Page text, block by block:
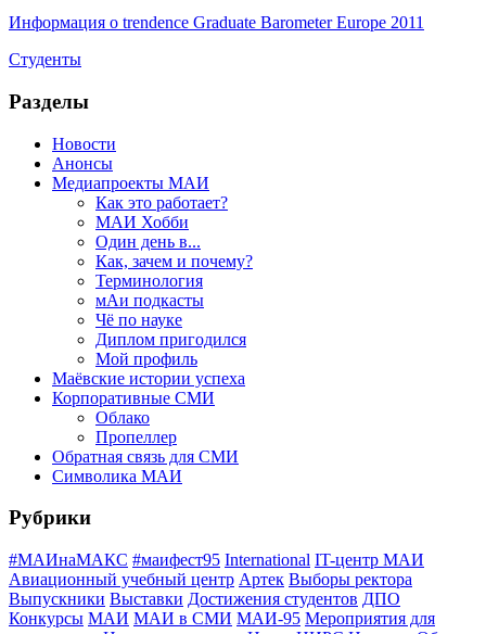
Информация о trendence Graduate Barometer Europe 2011
Студенты
Разделы
Новости
Анонсы
Медиапроекты МАИ
Как это работает?
МАИ Хобби
Один день в...
Как, зачем и почему?
Терминология
мАи подкасты
Чё по науке
Диплом пригодился
Мой профиль
Маёвские истории успеха
Корпоративные СМИ
Облако
Пропеллер
Обратная связь для СМИ
Символика МАИ
Рубрики
#МАИнаМАКС #маифест95 International IT-центр МАИ
Авиационный учебный центр Артек Выборы ректора
Выпускники Выставки Достижения студентов ДПО
Конкурсы МАИ МАИ в СМИ МАИ-95 Мероприятия для